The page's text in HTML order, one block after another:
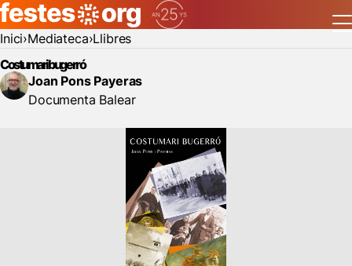
Inici Mediateca Llibres
Costumari bugerró
Joan Pons Payeras
Documenta Balear